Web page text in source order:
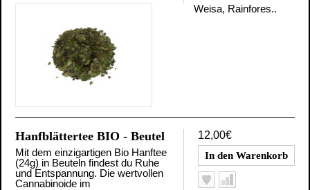
Weisa, Rainfores..
12,00€
Hanfblättertee BIO - Beutel
Mit dem einzigartigen Bio Hanftee
(24g) in Beuteln findest du Ruhe
und Entspannung. Die wertvollen
Cannabinoide im